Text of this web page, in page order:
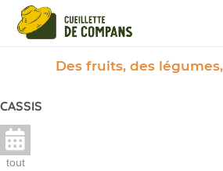
Des fruits, des
CASSIS
tout
Panneau de gestion des cookies